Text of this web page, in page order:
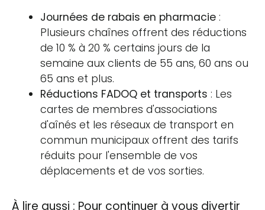
Journées de rabais en pharmacie :
Plusieurs chaînes offrent des réductions
de 10 % à 20 % certains jours de la
semaine aux clients de 55 ans, 60 ans ou
65 ans et plus.
Réductions FADOQ et transports : Les
cartes de membres d'associations
d'aînés et les réseaux de transport en
commun municipaux offrent des tarifs
réduits pour l'ensemble de vos
déplacements et de vos sorties.
À lire aussi : Pour continuer à vous divertir